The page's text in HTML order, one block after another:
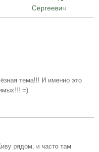
Сергеевич
тема!!! И именно это
=)
рядом, и часто там